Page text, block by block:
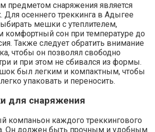
предметом снаряжения является
осеннего треккинга в Адыгее
мешки с утеплителем,
сон при температуре до
Также следует обратить внимание
чтобы он позволял свободно
и при этом не сбивался из формы.
был легким и компактным, чтобы
упаковать и переносить.
для снаряжения
компаньон каждого треккингового
Он должен быть прочным и удобным